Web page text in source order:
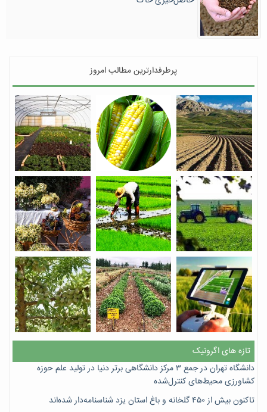
پرطرفدارترین مطالب امروز
تازه های اگرونیک
دانشگاه تهران در جمع ۳ مرکز دانشگاهی برتر دنیا در تولید علم حوزه
کشاورزی محیط‌های کنترل‌شده
تاکنون بیش از ۴۵۰ گلخانه و باغ استان یزد شناسنامه‌دار شده‌اند